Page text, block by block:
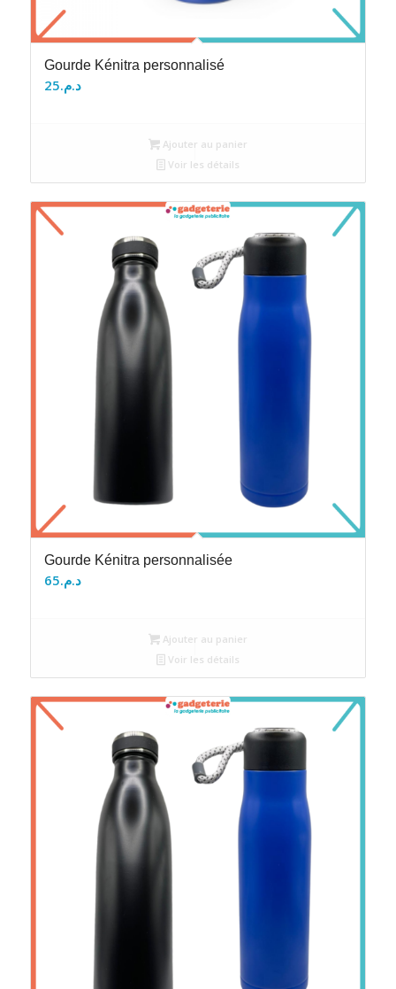
Gourde Kénitra personnalisé
د.م.25
Ajouter au panier
Voir les détails
Gourde Kénitra personnalisée
د.م.65
Ajouter au panier
Voir les détails